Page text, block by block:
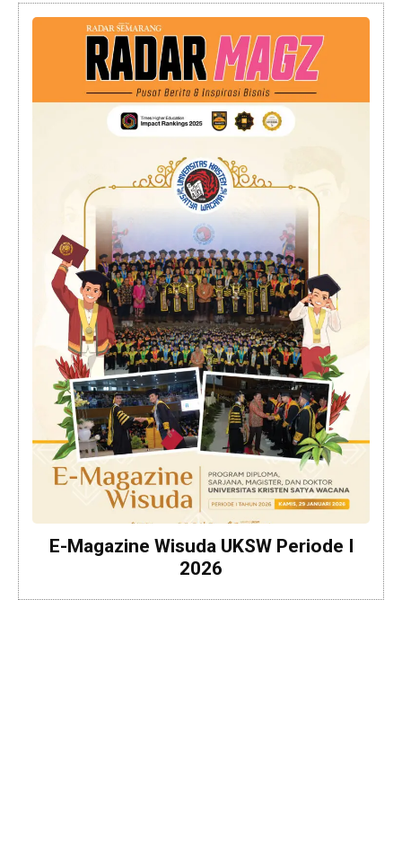
E-Magazine Wisuda UKSW Periode I
2026